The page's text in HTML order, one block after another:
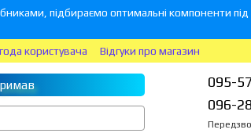
підбираємо оптимальні компоненти
користувача Відгуки про магазин
095-
096-